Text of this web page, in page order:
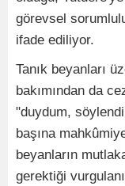
görevsel
ifade ediliyor.
Tanık beyanları
bakımından da
"duydum,
başına
beyanların
gerektiği